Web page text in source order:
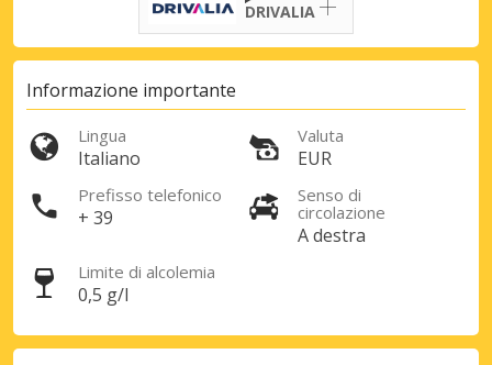
DRIVALIA
Informazione importante
Lingua
Italiano
Valuta
EUR
Prefisso telefonico
+ 39
Senso di
circolazione
A destra
Limite di alcolemia
0,5 g/l
Sconti speciali
Accedi alle offerte esclusive dei nostri
fornitori